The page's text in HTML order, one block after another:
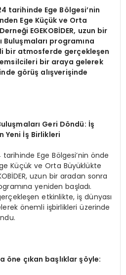
tarihinde Ege Bölgesi’nin
Ege Küçük ve Orta
EGEKOBİDER, uzun bir
programına
bir atmosferde gerçekleşen
bir araya gelerek
görüş alışverişinde
Geri Döndü: İş
Yeni İş Birlikleri
Ege Bölgesi’nin önde
Küçük ve Orta Büyüklükte
uzun bir aradan sonra
yeniden başladı.
etkinlikte, iş dünyası
önemli işbirlikleri üzerinde
öne çıkan başlıklar şöyle: